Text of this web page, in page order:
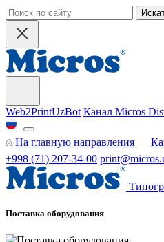
Web2PrintUzBot Канал Micros
На главную направления
+998 (71) 207-34-00
Поставка оборудования